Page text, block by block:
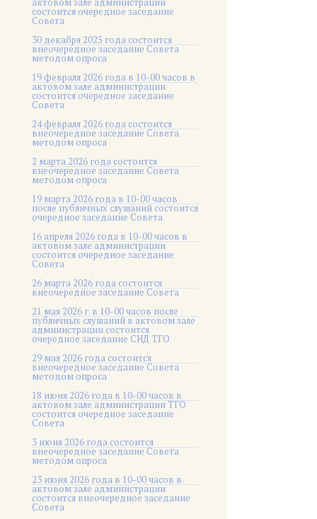
состоится очередное заседание
Совета
30 декабря 2025 года состоится
внеочередное заседание Совета
методом опроса
19 февраля 2026 года в 10-00 часов в
актовом зале администрации
состоится очередное заседание
Совета
24 февраля 2026 года состоится
внеочередное заседание Совета
методом опроса
2 марта 2026 года состоится
внеочередное заседание Совета
методом опроса
19 марта 2026 года в 10-00 часов
после публичных слушаний состоится
очередное заседание Совета
16 апреля 2026 года в 10-00 часов в
актовом зале администрации
состоится очередное заседание
Совета
26 марта 2026 года состоится
внеочередное заседание Совета
21 мая 2026 г. в 10-00 часов после
публичных слушаний в актовом зале
администрации состоится
очередное заседание СНД ТГО
29 мая 2026 года состоится
внеочередное заседание Совета
методом опроса
18 июня 2026 года в 10-00 часов в
актовом зале администрации ТГО
состоится очередное заседание
Совета
3 июня 2026 года состоится
внеочередное заседание Совета
методом опроса
23 июня 2026 года в 10-00 часов в
актовом зале администрации
состоится внеочередное заседание
Совета